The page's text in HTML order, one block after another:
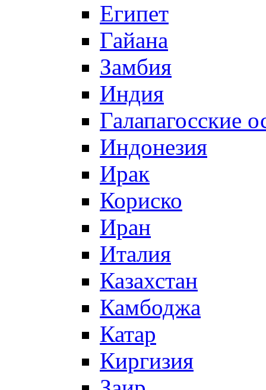
Египет
Гайана
Замбия
Индия
Галапагосские
Индонезия
Ирак
Кориско
Иран
Италия
Казахстан
Камбоджа
Катар
Киргизия